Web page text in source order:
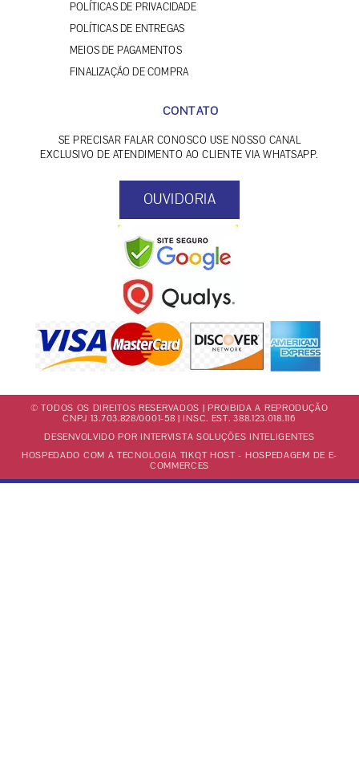
POLÍTICAS DE PRIVACIDADE
POLÍTICAS DE ENTREGAS
MEIOS DE PAGAMENTOS
FINALIZAÇÃO DE COMPRA
CONTATO
SE PRECISAR FALAR CONOSCO USE NOSSO CANAL
EXCLUSIVO DE ATENDIMENTO AO CLIENTE VIA WHATSAPP.
OUVIDORIA
© TODOS OS DIREITOS RESERVADOS | PROIBIDA A REPRODUÇÃO
CNPJ 13.703.828/0001-58 | INSC. EST. 388.123.018.116
DESENVOLVIDO POR INTERVISTA SOLUÇÕES INTELIGENTES
HOSPEDADO COM A TECNOLOGIA TIKQT HOST - HOSPEDAGEM DE E-
COMMERCES